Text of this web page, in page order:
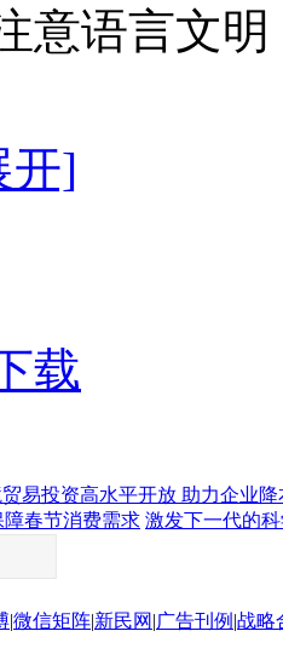
意语言文明
开]
载
易投资高水平开放 助力企业降
障春节消费需求 激发下一代的
|微信矩阵|新民网 |广告刊例 |战略